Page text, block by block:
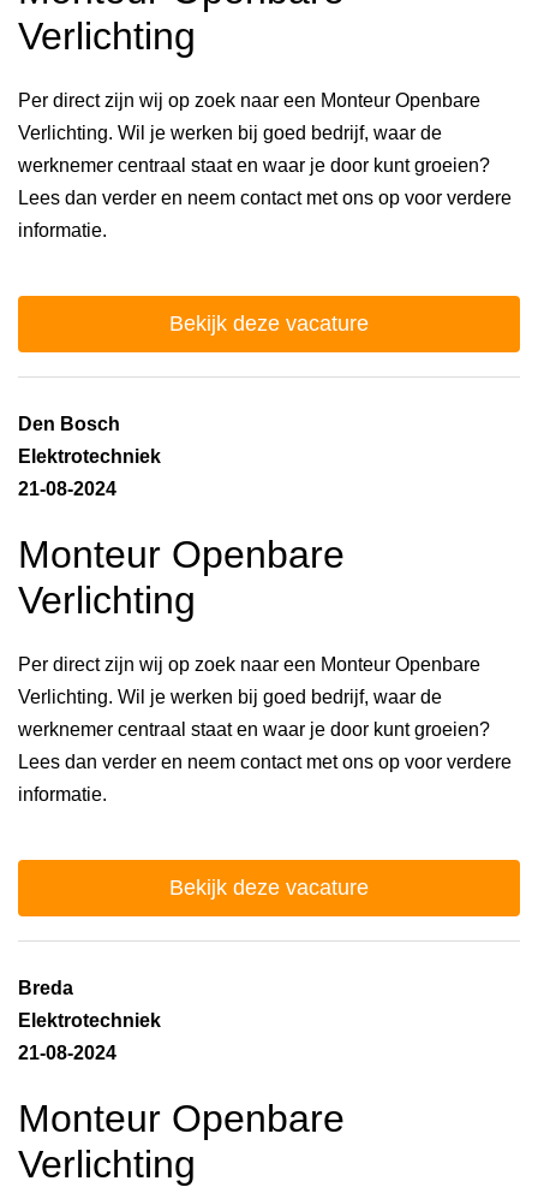
Verlichting
Per direct zijn wij op zoek naar een Monteur Openbare
Verlichting. Wil je werken bij goed bedrijf, waar de
werknemer centraal staat en waar je door kunt groeien?
Lees dan verder en neem contact met ons op voor verdere
informatie.
Bekijk deze vacature
Den Bosch
Elektrotechniek
21-08-2024
Monteur Openbare
Verlichting
Per direct zijn wij op zoek naar een Monteur Openbare
Verlichting. Wil je werken bij goed bedrijf, waar de
werknemer centraal staat en waar je door kunt groeien?
Lees dan verder en neem contact met ons op voor verdere
informatie.
Bekijk deze vacature
Breda
Elektrotechniek
21-08-2024
Monteur Openbare
Verlichting